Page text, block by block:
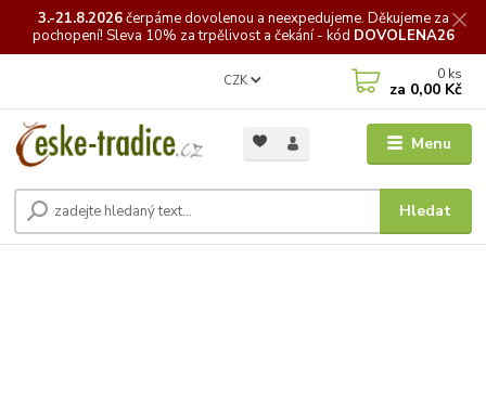
3.-21.8.2026čerpámedovolenou a neexpedujeme. Děkujeme za
pochopení! Sleva 10% za trpělivost a čekání - kód DOVOLENA26
Menu
CZK
Hledat
0 ks
za 0,00 Kč